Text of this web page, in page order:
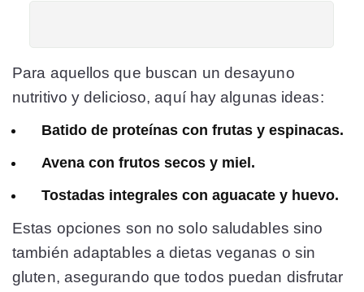
Para aquellos que buscan un desayuno
nutritivo y delicioso, aquí hay algunas ideas:
Batido de proteínas con frutas y espinacas.
Avena con frutos secos y miel.
Tostadas integrales con aguacate y huevo.
Estas opciones son no solo saludables sino
también adaptables a dietas veganas o sin
gluten, asegurando que todos puedan disfrutar